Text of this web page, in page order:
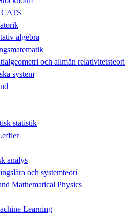
algebra
och allmän relativitetsteori
system
statistik
analys
och systemteori
Mathematical Physics
Learning